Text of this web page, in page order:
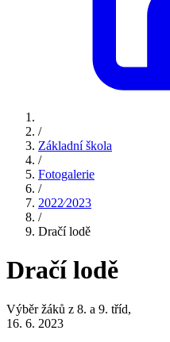
/
Základní škola
/
Fotogalerie
/
2022⁄2023
/
Dračí lodě
Dračí lodě
Výběr žáků z 8. a 9. tříd,
16. 6. 2023